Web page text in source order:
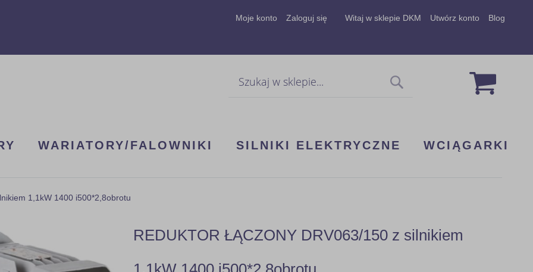
Moje konto Zaloguj się Witaj w sklepie DKM Utwórz konto Blog
Mój
WARIATORY/FALOWNIKI SILNIKI ELEKTRYCZNE WCIĄGARKI
1,1kW 1400 i500*2,8obrotu
REDUKTOR ŁĄCZONY DRV063/150 z silnikiem